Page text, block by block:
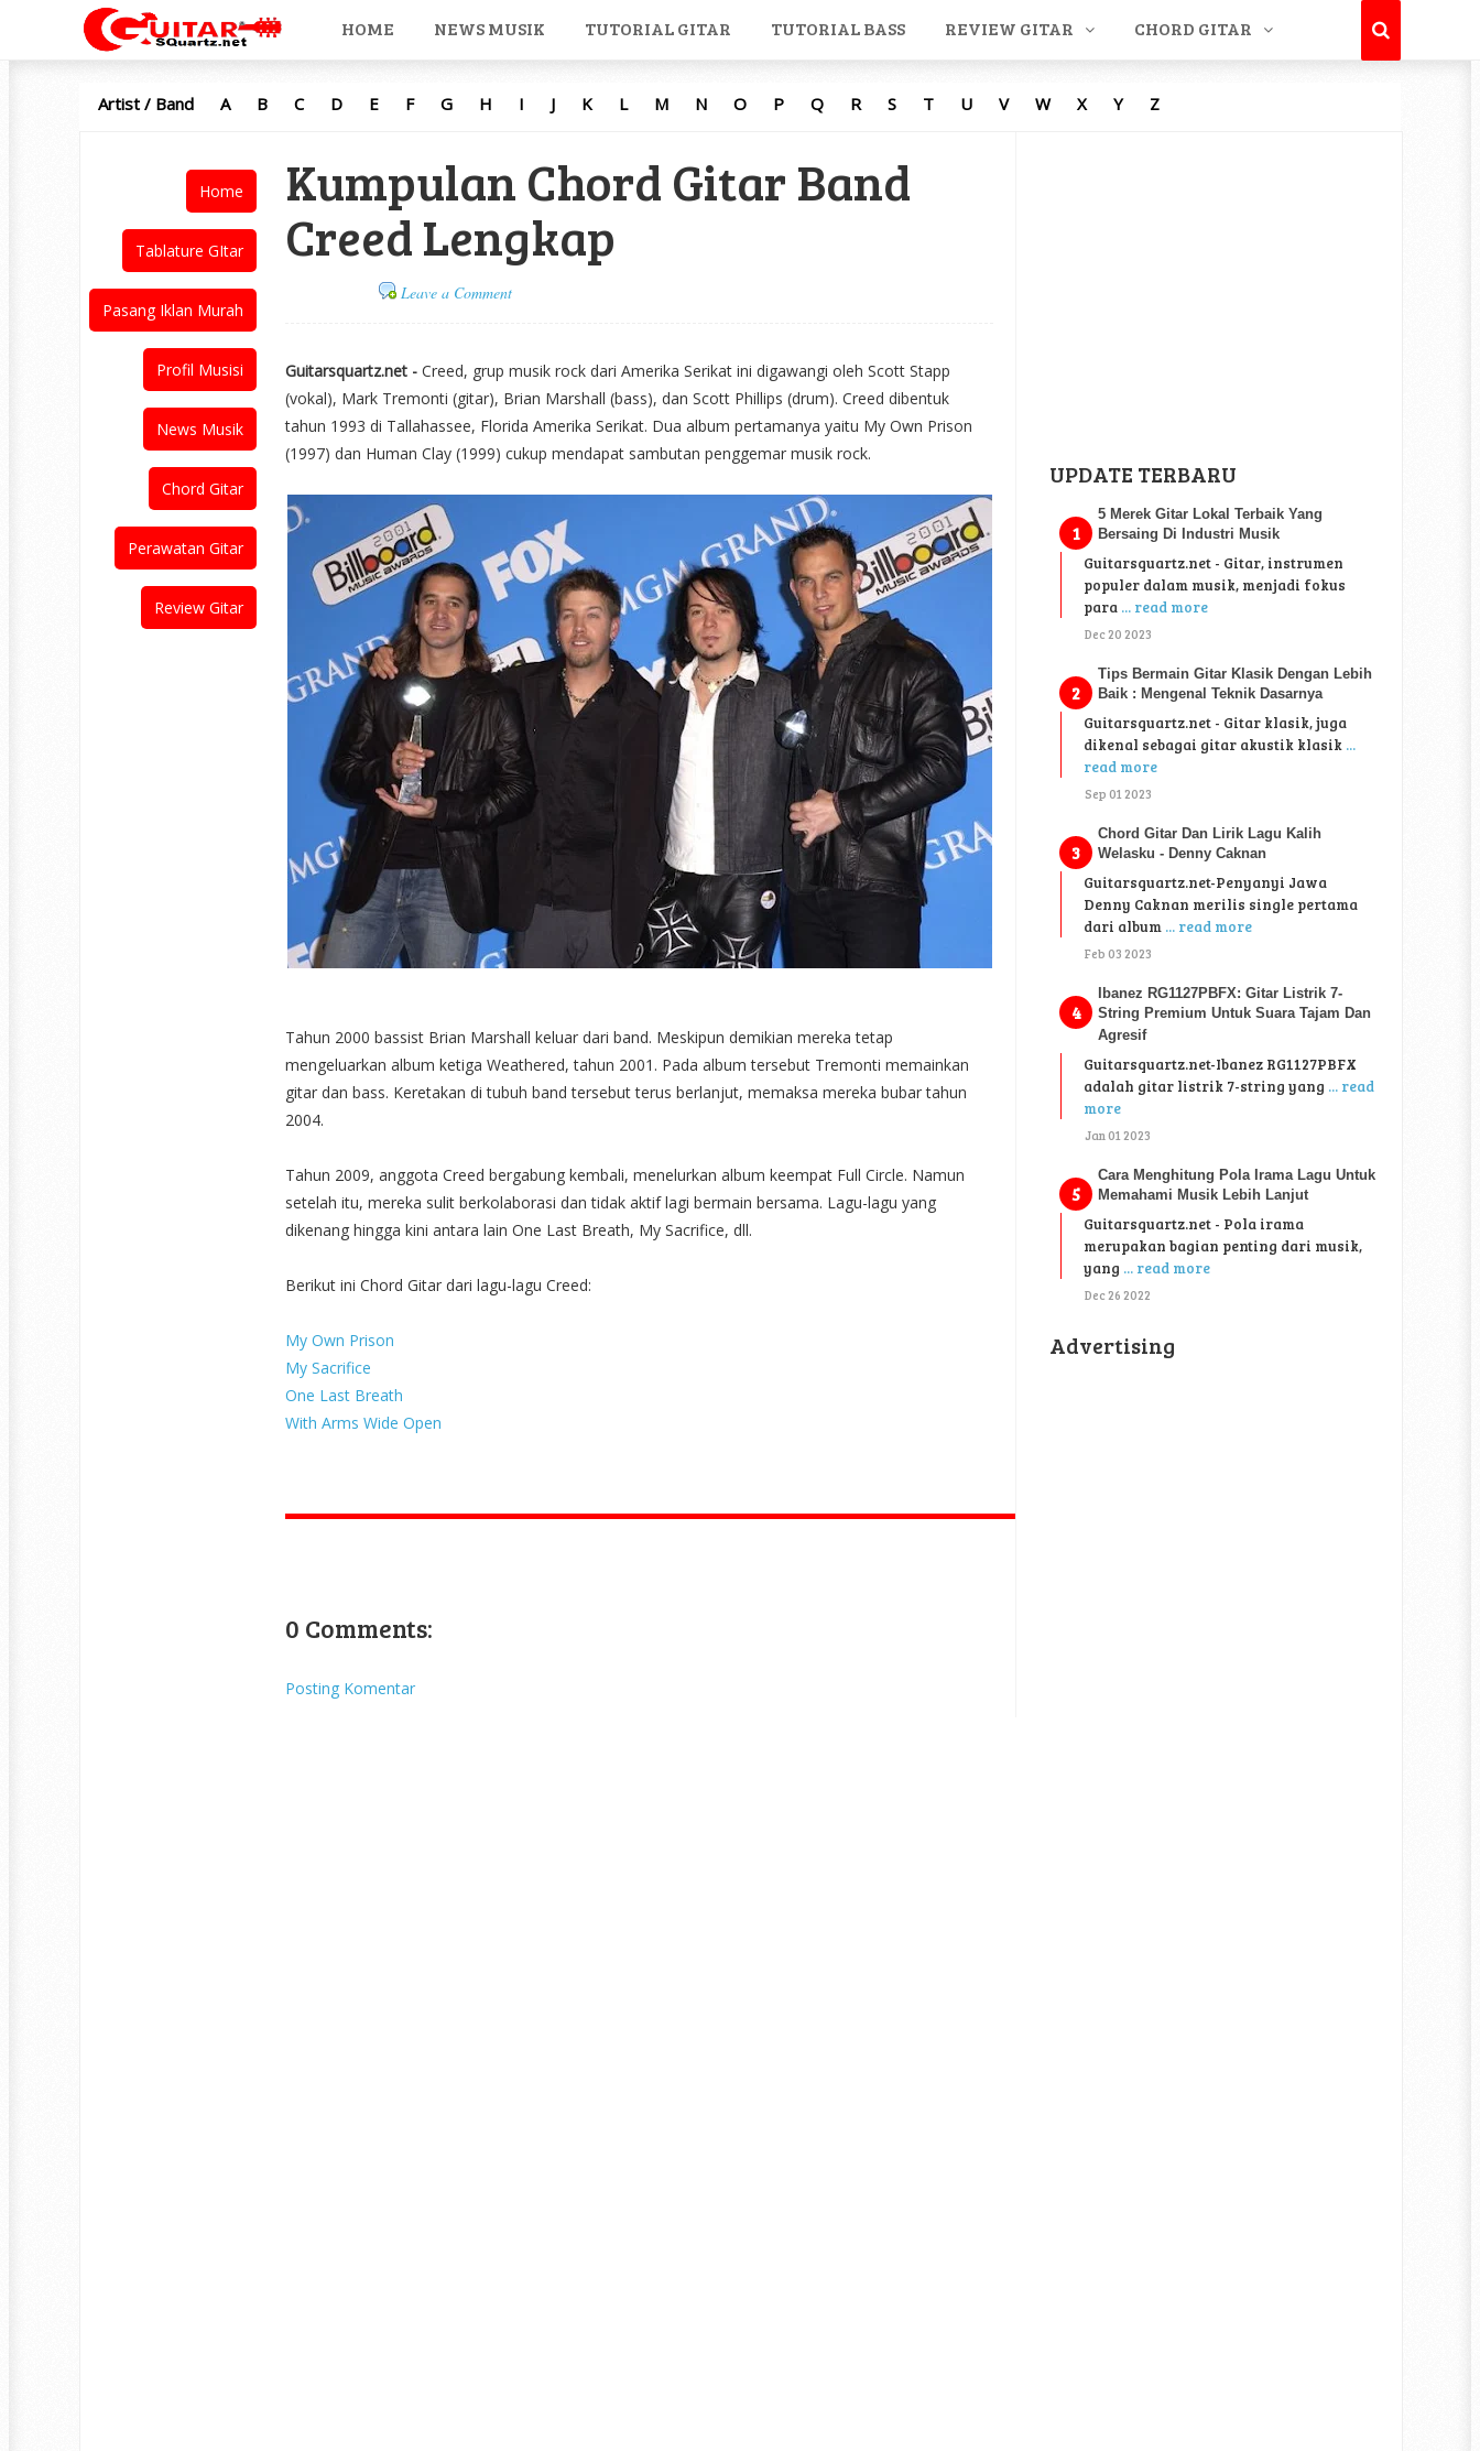
HOME NEWS MUSIK TUTORIAL GITAR TUTORIAL BASS REVIEW GITAR CHORD GITAR
Artist / Band A B C D E F G H I J K L M N O P Q R S T U V W X Y Z
Home
Tablature GItar
Pasang Iklan Murah
Profil Musisi
News Musik
Chord Gitar
Perawatan Gitar
Review Gitar
Kumpulan Chord Gitar Band
Creed Lengkap
Leave a Comment
Guitarsquartz.net - Creed, grup musik rock dari Amerika Serikat ini digawangi oleh Scott Stapp
(vokal), Mark Tremonti (gitar), Brian Marshall (bass), dan Scott Phillips (drum). Creed dibentuk
tahun 1993 di Tallahassee, Florida Amerika Serikat. Dua album pertamanya yaitu My Own Prison
(1997) dan Human Clay (1999) cukup mendapat sambutan penggemar musik rock.
Tahun 2000 bassist Brian Marshall keluar dari band. Meskipun demikian mereka tetap
mengeluarkan album ketiga Weathered, tahun 2001. Pada album tersebut Tremonti memainkan
gitar dan bass. Keretakan di tubuh band tersebut terus berlanjut, memaksa mereka bubar tahun
2004.
Tahun 2009, anggota Creed bergabung kembali, menelurkan album keempat Full Circle. Namun
setelah itu, mereka sulit berkolaborasi dan tidak aktif lagi bermain bersama. Lagu-lagu yang
dikenang hingga kini antara lain One Last Breath, My Sacrifice, dll.
Berikut ini Chord Gitar dari lagu-lagu Creed:
My Own Prison
My Sacrifice
One Last Breath
With Arms Wide Open
0 Comments:
Posting Komentar
UPDATE TERBARU
5 Merek Gitar Lokal Terbaik Yang
Bersaing Di Industri Musik
Guitarsquartz.net - Gitar, instrumen
populer dalam musik, menjadi fokus
para ... read more
Dec 20 2023
Tips Bermain Gitar Klasik Dengan Lebih
Baik : Mengenal Teknik Dasarnya
Guitarsquartz.net - Gitar klasik, juga
dikenal sebagai gitar akustik klasik ...
read more
Sep 01 2023
Chord Gitar Dan Lirik Lagu Kalih
Welasku - Denny Caknan
Guitarsquartz.net-Penyanyi Jawa
Denny Caknan merilis single pertama
dari album ... read more
Feb 03 2023
Ibanez RG1127PBFX: Gitar Listrik 7-
String Premium Untuk Suara Tajam Dan
Agresif
Guitarsquartz.net-Ibanez RG1127PBFX
adalah gitar listrik 7-string yang ... read
more
Jan 01 2023
Cara Menghitung Pola Irama Lagu Untuk
Memahami Musik Lebih Lanjut
Guitarsquartz.net - Pola irama
merupakan bagian penting dari musik,
yang ... read more
Dec 26 2022
Advertising